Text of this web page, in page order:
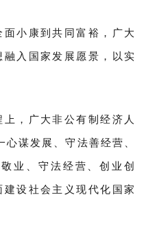
小康到共同富裕，广大
入国家发展愿景，以实
，广大非公有制经济人
谋发展、守法善经营、
业、守法经营、创业创
设社会主义现代化国家